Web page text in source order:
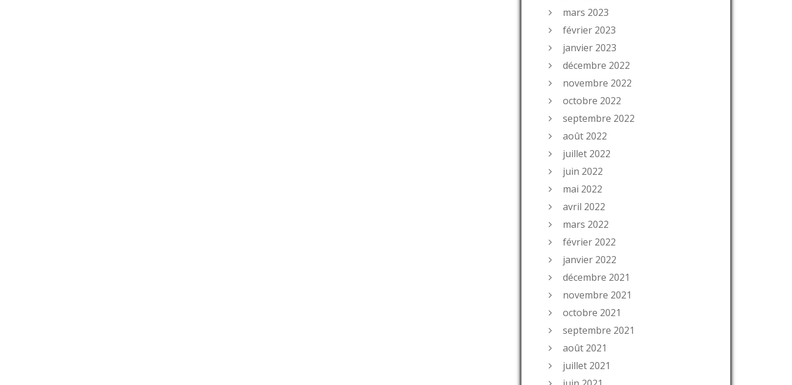
mars 2023
février 2023
janvier 2023
décembre 2022
novembre 2022
octobre 2022
septembre 2022
août 2022
juillet 2022
juin 2022
mai 2022
avril 2022
mars 2022
février 2022
janvier 2022
décembre 2021
novembre 2021
octobre 2021
septembre 2021
août 2021
juillet 2021